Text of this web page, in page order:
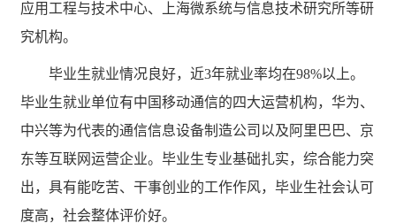
应用工程与技术中心、上海微系统与信息技术研究所等研
究机构。
毕业生就业情况良好，近3年就业率均在98%以上。
毕业生就业单位有中国移动通信的四大运营机构，华为、
中兴等为代表的通信信息设备制造公司以及阿里巴巴、京
东等互联网运营企业。毕业生专业基础扎实，综合能力突
出，具有能吃苦、干事创业的工作作风，毕业生社会认可
度高，社会整体评价好。